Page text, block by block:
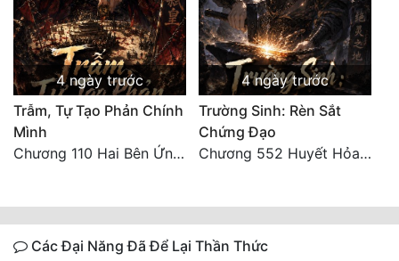
4 ngày trước
Trẫm, Tự Tạo Phản Chính
Mình
Chương 110 Hai Bên Ứng Phó
4 ngày trước
Trường Sinh: Rèn Sắt
Chứng Đạo
Chương 552 Huyết Hỏa Độn Hư, nhân quả chưa dứt
Các Đại Năng Đã Để Lại Thần Thức